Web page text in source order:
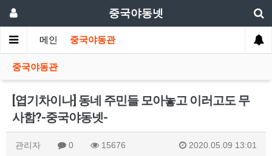
중국야동넷
메인 중국야동관
중국야동관
[엽기차이나] 동네 주민들 모아놓고 이러고도 무
사함?-중국야동넷-
관리자 0 15676 2020.05.09 13:01